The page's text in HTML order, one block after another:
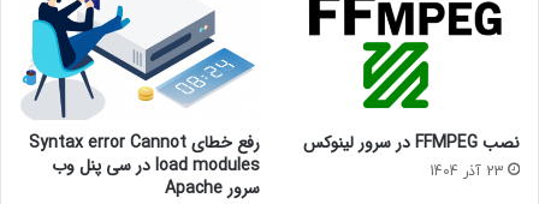
نصب FFMPEG در سرور لینوکس
23 آذر 1404
رفع خطای Syntax error Cannot
load modules در سی پنل وب
سرور Apache